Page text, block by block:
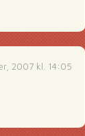
2007 kl. 14:05